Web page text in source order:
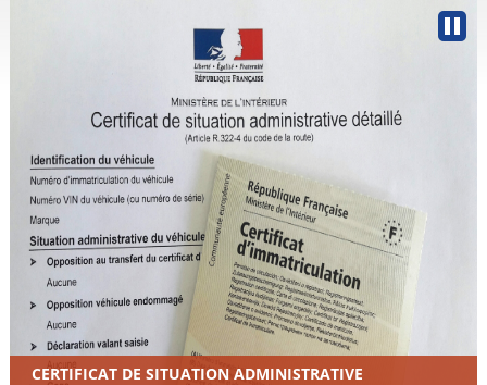
CERTIFICAT DE SITUATION ADMINISTRATIVE